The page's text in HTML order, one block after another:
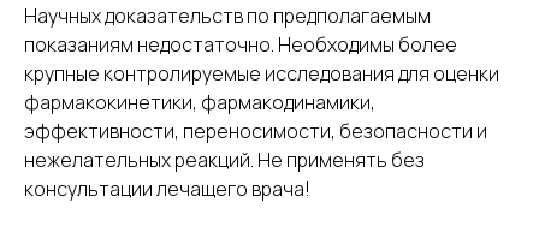
Научных доказательств по предполагаемым
показаниям недостаточно. Необходимы более
крупные контролируемые исследования для оценки
фармакокинетики, фармакодинамики,
эффективности, переносимости, безопасности и
нежелательных реакций. Не применять без
консультации лечащего врача!